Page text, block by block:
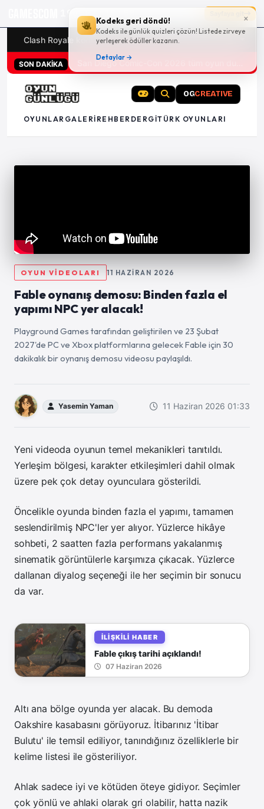
×
Kodeks geri döndü!
Kodeks ile günlük quizleri çözün! Listede zirveye
yerleşerek ödüller kazanın.
Detaylar →
19g 01:18:49
Clash Royale kodları Türk oyunları (PC ve konsollar) -
SON DAKİKA
OGCREATIVE
OYUNLAR GALERI REHBER DERGITÜRK OYUNLARI
OYUN VİDEOLARI 11 HAZIRAN 2026
Fable oynanış demosu: Binden fazla el
yapımı NPC yer alacak!
Playground Games tarafından geliştirilen ve 23 Şubat
2027'de PC ve Xbox platformlarına gelecek Fable için 30
dakikalık bir oynanış demosu videosu paylaşıldı.
Yasemin Yaman 11 Haziran 2026 01:33
Yeni videoda oyunun temel mekanikleri tanıtıldı.
Yerleşim bölgesi, karakter etkileşimleri dahil olmak
üzere pek çok detay oyunculara gösterildi.
Öncelikle oyunda binden fazlael yapımı, tamamen
seslendirilmiş NPC'ler yer alıyor.Yüzlerce hikâye
sohbeti, 2 saatten fazla performans yakalanmış
sinematik görüntülerle karşımıza çıkacak.Yüzlerce
dallanan diyalog seçeneği ile her seçimin bir sonucu
da var.
İLIŞKILI HABER
Fable çıkış tarihi açıklandı!
07 Haziran 2026
Altı ana bölge oyunda yer alacak. Bu demoda
Oakshire kasabasını görüyoruz. İtibarınız 'İtibar
Bulutu' ile temsil ediliyor, tanındığınız özelliklerle bir
kelime listesi ile gösteriliyor.
Ahlak sadece iyi ve kötüden öteye gidiyor. Seçimler
çok yönlü ve ahlaki olarak gri olabilir, hatta nazik